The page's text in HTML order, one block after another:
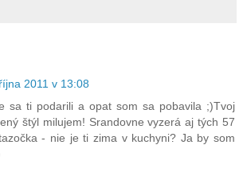
2011 v 13:08
sa ti podarili a opat som sa pobavila ;)Tvoj
štýl milujem! Srandovne vyzerá aj tých 57
- nie je ti zima v kuchyni? Ja by som